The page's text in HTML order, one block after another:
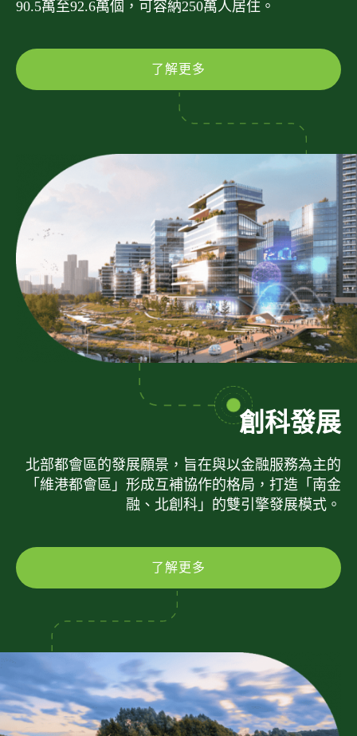
90.5萬至92.6萬個，可容納250萬人居住。
了解更多
創科發展
北部都會區的發展願景，旨在與以金融服務為主的
「維港都會區」形成互補協作的格局，打造「南金
融、北創科」的雙引擎發展模式。
了解更多